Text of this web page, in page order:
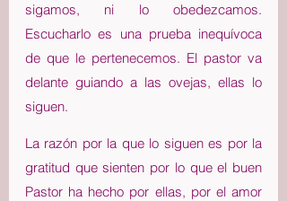
sigamos, ni lo obedezcamos.
Escucharlo es una prueba inequívoca
de que le pertenecemos. El pastor va
delante guiando a las ovejas, ellas lo
siguen.
La razón por la que lo siguen es por la
gratitud que sienten por lo que el buen
Pastor ha hecho por ellas, por el amor